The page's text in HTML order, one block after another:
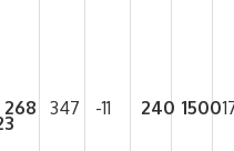
268 347 -11 240 1500